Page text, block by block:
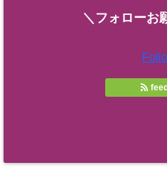
＼フォローお